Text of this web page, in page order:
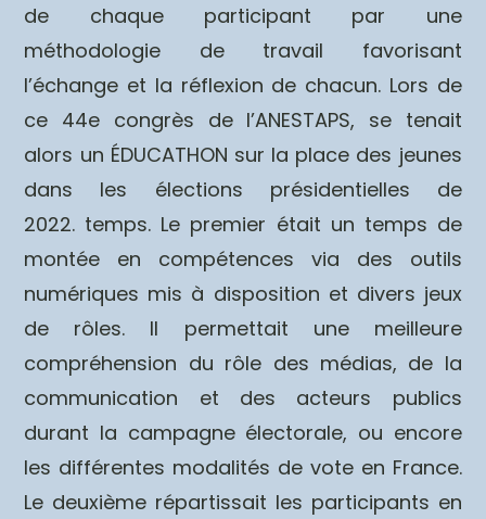
de chaque participant par une
méthodologie de travail favorisant
l’échange et la réflexion de chacun. Lors de
ce 44e congrès de l’ANESTAPS, se tenait
alors un ÉDUCATHON sur la place des jeunes
dans les élections présidentielles de
2022. temps. Le premier était un temps de
montée en compétences via des outils
numériques mis à disposition et divers jeux
de rôles. Il permettait une meilleure
compréhension du rôle des médias, de la
communication et des acteurs publics
durant la campagne électorale, ou encore
les différentes modalités de vote en France.
Le deuxième répartissait les participants en